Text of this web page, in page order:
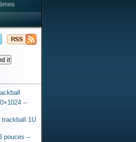
–
trackball 1U
pouces –